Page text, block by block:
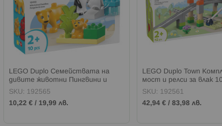
LEGO Duplo Семействата на
дивите животни Пингвини и
лъвове 10442
SKU: 192565
10,22 € / 19,99 лв.
LEGO Duplo Town
мост и релси за влак
SKU: 192561
42,94 € / 83,98 лв.